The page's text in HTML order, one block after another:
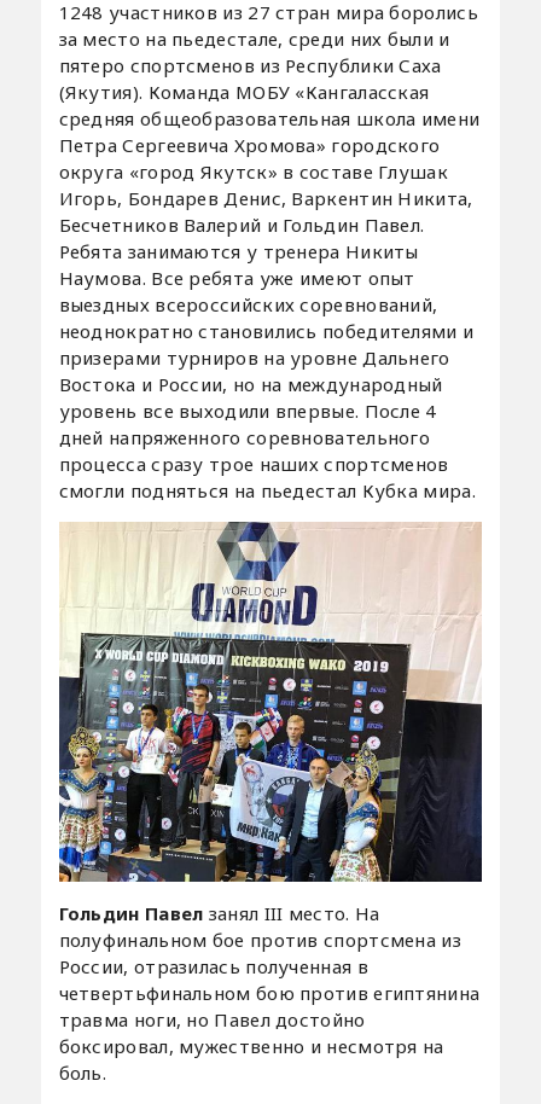
1248 участников из 27 стран мира боролись
за место на пьедестале, среди них были и
пятеро спортсменов из Республики Саха
(Якутия). Команда МОБУ «Кангаласская
средняя общеобразовательная школа имени
Петра Сергеевича Хромова» городского
округа «город Якутск» в составе Глушак
Игорь, Бондарев Денис, Варкентин Никита,
Бесчетников Валерий и Гольдин Павел.
Ребята занимаются у тренера Никиты
Наумова. Все ребята уже имеют опыт
выездных всероссийских соревнований,
неоднократно становились победителями и
призерами турниров на уровне Дальнего
Востока и России, но на международный
уровень все выходили впервые. После 4
дней напряженного соревновательного
процесса сразу трое наших спортсменов
смогли подняться на пьедестал Кубка мира.
Гольдин Павел занял III место. На
полуфинальном бое против спортсмена из
России, отразилась полученная в
четвертьфинальном бою против египтянина
травма ноги, но Павел достойно
боксировал, мужественно и несмотря на
боль.